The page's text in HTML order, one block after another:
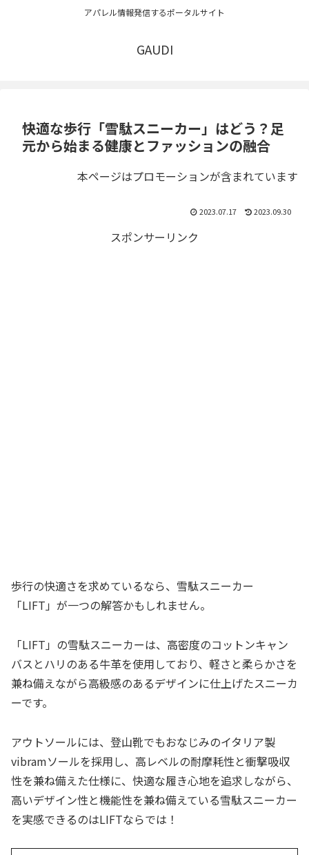
アパレル情報発信するポータルサイト
GAUDI
快適な歩行「雪駄スニーカー」はどう？足
元から始まる健康とファッションの融合
本ページはプロモーションが含まれています
2023.07.17 2023.09.30
スポンサーリンク
歩行の快適さを求めているなら、雪駄スニーカー
「LIFT」が一つの解答かもしれません。
「LIFT」の雪駄スニーカーは、高密度のコットンキャン
バスとハリのある牛革を使用しており、軽さと柔らかさを
兼ね備えながら高級感のあるデザインに仕上げたスニーカ
ーです。
アウトソールには、登山靴でもおなじみのイタリア製
vibramソールを採用し、高レベルの耐摩耗性と衝撃吸収
性を兼ね備えた仕様に、快適な履き心地を追求しながら、
高いデザイン性と機能性を兼ね備えている雪駄スニーカー
を実感できるのはLIFTならでは！